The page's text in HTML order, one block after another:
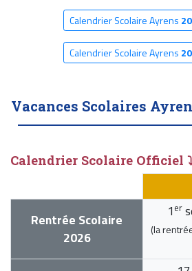
Calendrier Scolaire Ayrens
Calendrier Scolaire Ayrens
Vacances Scolaires
Calendrier Scolaire Officiel
Rentrée Scolaire
2026
1 er
(la